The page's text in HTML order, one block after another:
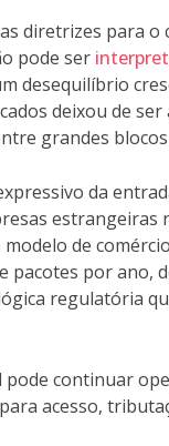
diretrizes para
pode ser
desequilíbrio
deixou de
grandes
da
estrangeiras
de
por ano,
regulatória
continuar
acesso,